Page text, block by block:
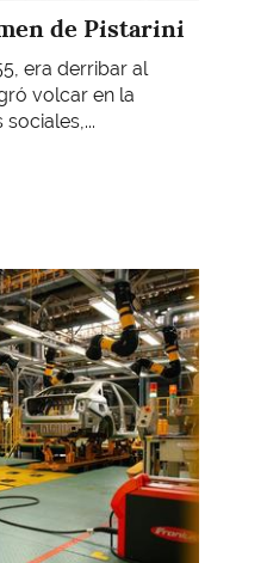
de Pistarini
era derribar al
volcar en la